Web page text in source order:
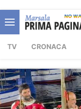
TV CRONACA